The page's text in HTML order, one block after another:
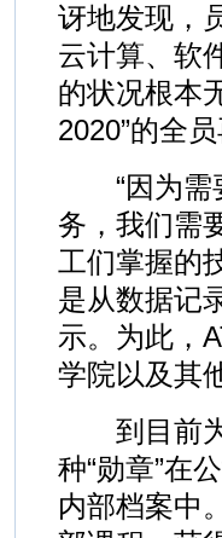
讶地发现，
云计算、软
的状况根本
2020”的全
“因为需要
务，我们需
工们掌握的
是从数据记
示。为此，
学院以及其
到目前为
种“勋章”在
内部档案中